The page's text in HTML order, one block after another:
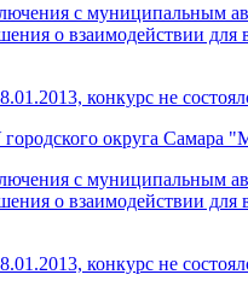
с
о взаимодействии
конкурс не
округа Самара
с
о взаимодействии
конкурс не